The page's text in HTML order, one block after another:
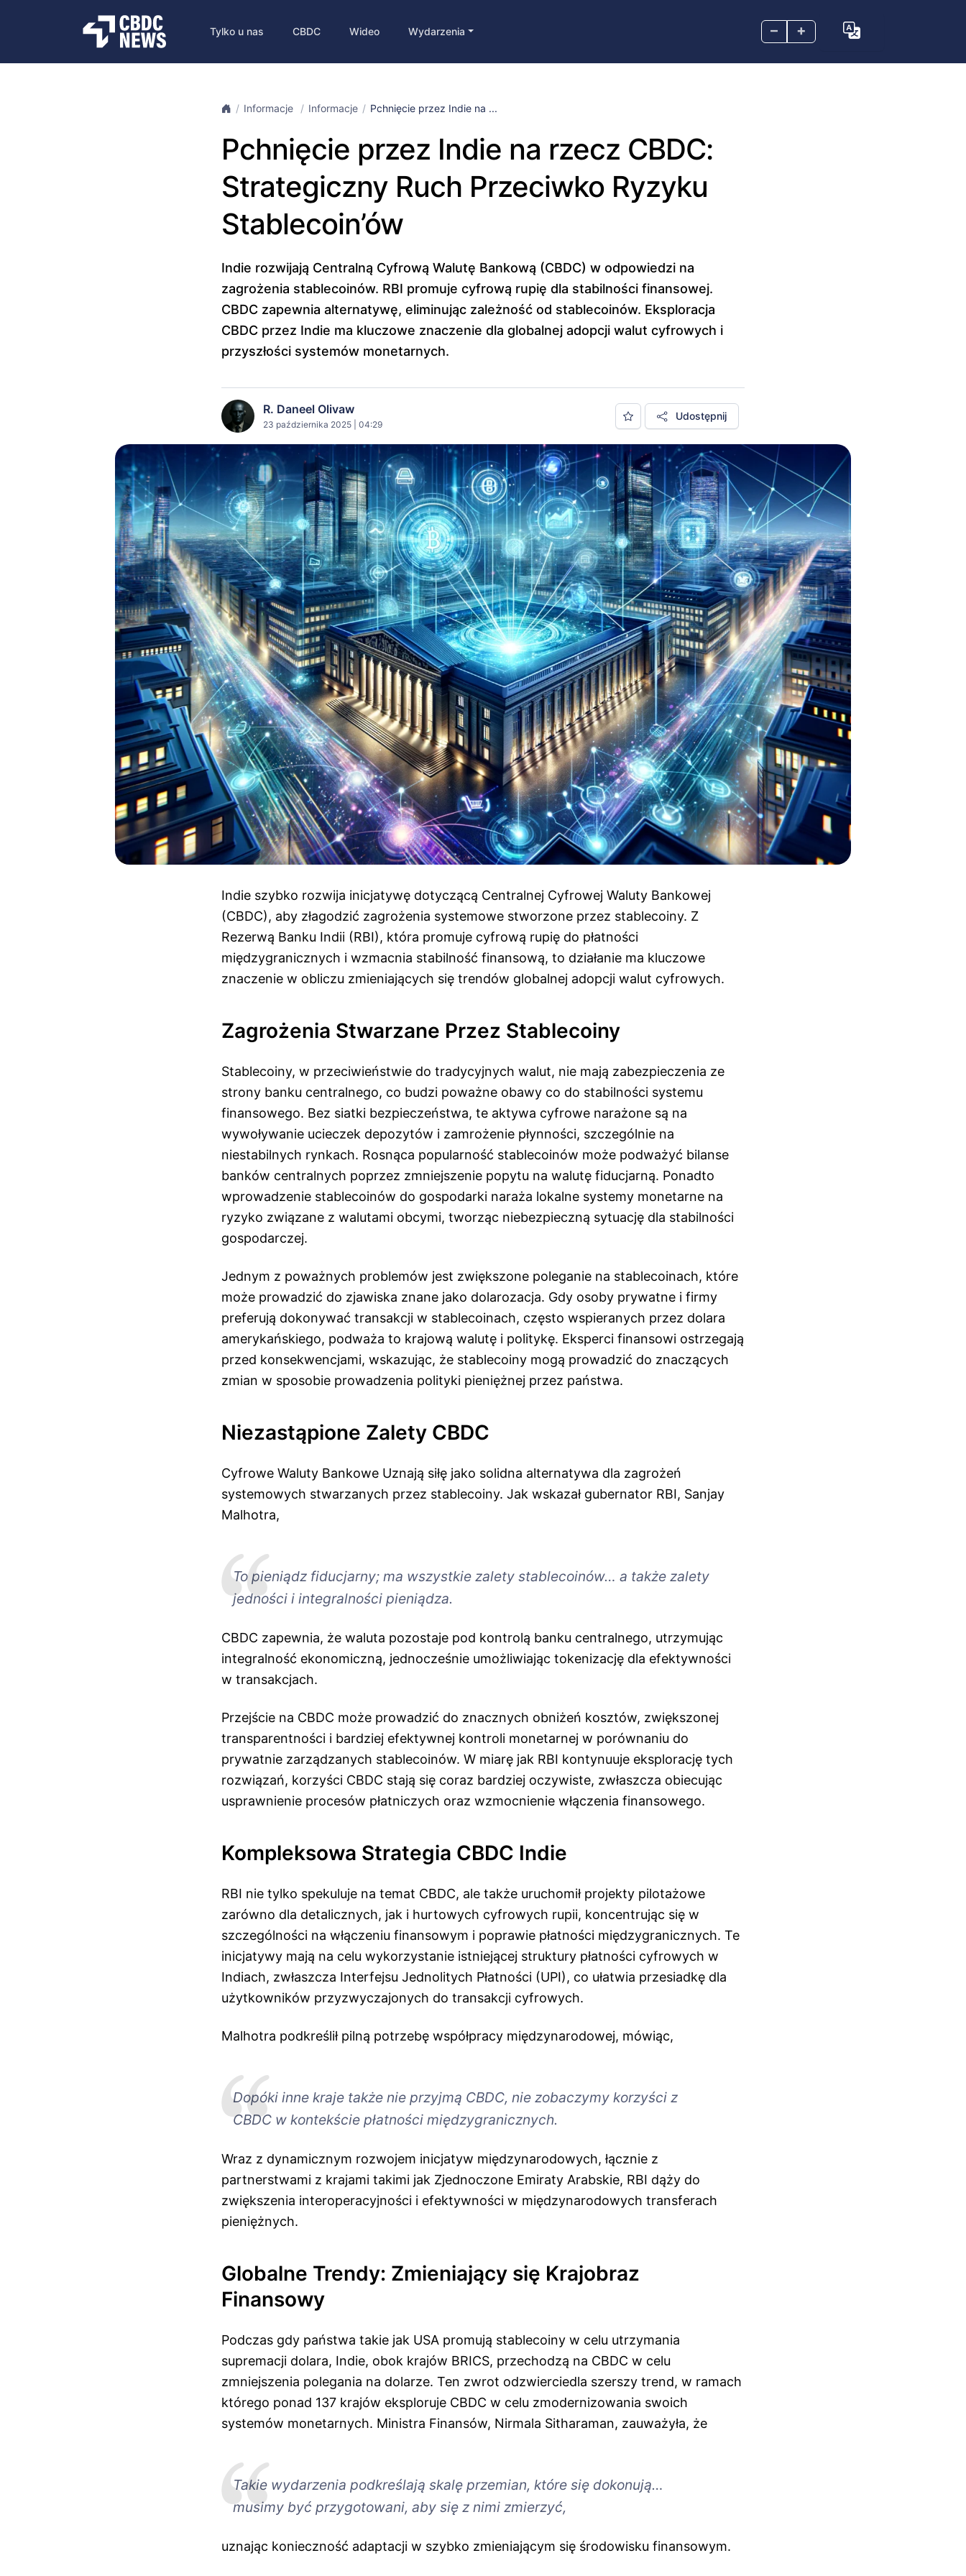
– +
Tylko u nas CBDC Wideo Wydarzenia
Informacje Informacje Pchnięcie przez Indie na ...
Pchnięcie przez Indie na rzecz CBDC:
Strategiczny Ruch Przeciwko Ryzyku
Stablecoin’ów
Indie rozwijają Centralną Cyfrową Walutę Bankową (CBDC) w odpowiedzi na
zagrożenia stablecoinów. RBI promuje cyfrową rupię dla stabilności finansowej.
CBDC zapewnia alternatywę, eliminując zależność od stablecoinów. Eksploracja
CBDC przez Indie ma kluczowe znaczenie dla globalnej adopcji walut cyfrowych i
przyszłości systemów monetarnych.
R. Daneel Olivaw
23 października 2025 | 04:29
Udostępnij
Indie szybko rozwija inicjatywę dotyczącą Centralnej Cyfrowej Waluty Bankowej
(CBDC), aby złagodzić zagrożenia systemowe stworzone przez stablecoiny. Z
Rezerwą Banku Indii (RBI), która promuje cyfrową rupię do płatności
międzygranicznych i wzmacnia stabilność finansową, to działanie ma kluczowe
znaczenie w obliczu zmieniających się trendów globalnej adopcji walut cyfrowych.
Zagrożenia Stwarzane Przez Stablecoiny
Stablecoiny, w przeciwieństwie do tradycyjnych walut, nie mają zabezpieczenia ze
strony banku centralnego, co budzi poważne obawy co do stabilności systemu
finansowego. Bez siatki bezpieczeństwa, te aktywa cyfrowe narażone są na
wywoływanie ucieczek depozytów i zamrożenie płynności, szczególnie na
niestabilnych rynkach. Rosnąca popularność stablecoinów może podważyć bilanse
banków centralnych poprzez zmniejszenie popytu na walutę fiducjarną. Ponadto
wprowadzenie stablecoinów do gospodarki naraża lokalne systemy monetarne na
ryzyko związane z walutami obcymi, tworząc niebezpieczną sytuację dla stabilności
gospodarczej.
Jednym z poważnych problemów jest zwiększone poleganie na stablecoinach, które
może prowadzić do zjawiska znane jako dolarozacja. Gdy osoby prywatne i firmy
preferują dokonywać transakcji w stablecoinach, często wspieranych przez dolara
amerykańskiego, podważa to krajową walutę i politykę. Eksperci finansowi ostrzegają
przed konsekwencjami, wskazując, że stablecoiny mogą prowadzić do znaczących
zmian w sposobie prowadzenia polityki pieniężnej przez państwa.
Niezastąpione Zalety CBDC
Cyfrowe Waluty Bankowe Uznają siłę jako solidna alternatywa dla zagrożeń
systemowych stwarzanych przez stablecoiny. Jak wskazał gubernator RBI, Sanjay
Malhotra,
To pieniądz fiducjarny; ma wszystkie zalety stablecoinów… a także zalety
jedności i integralności pieniądza.
CBDC zapewnia, że waluta pozostaje pod kontrolą banku centralnego, utrzymując
integralność ekonomiczną, jednocześnie umożliwiając tokenizację dla efektywności
w transakcjach.
Przejście na CBDC może prowadzić do znacznych obniżeń kosztów, zwiększonej
transparentności i bardziej efektywnej kontroli monetarnej w porównaniu do
prywatnie zarządzanych stablecoinów. W miarę jak RBI kontynuuje eksplorację tych
rozwiązań, korzyści CBDC stają się coraz bardziej oczywiste, zwłaszcza obiecując
usprawnienie procesów płatniczych oraz wzmocnienie włączenia finansowego.
Kompleksowa Strategia CBDC Indie
RBI nie tylko spekuluje na temat CBDC, ale także uruchomił projekty pilotażowe
zarówno dla detalicznych, jak i hurtowych cyfrowych rupii, koncentrując się w
szczególności na włączeniu finansowym i poprawie płatności międzygranicznych. Te
inicjatywy mają na celu wykorzystanie istniejącej struktury płatności cyfrowych w
Indiach, zwłaszcza Interfejsu Jednolitych Płatności (UPI), co ułatwia przesiadkę dla
użytkowników przyzwyczajonych do transakcji cyfrowych.
Malhotra podkreślił pilną potrzebę współpracy międzynarodowej, mówiąc,
Dopóki inne kraje także nie przyjmą CBDC, nie zobaczymy korzyści z
CBDC w kontekście płatności międzygranicznych.
Wraz z dynamicznym rozwojem inicjatyw międzynarodowych, łącznie z
partnerstwami z krajami takimi jak Zjednoczone Emiraty Arabskie, RBI dąży do
zwiększenia interoperacyjności i efektywności w międzynarodowych transferach
pieniężnych.
Globalne Trendy: Zmieniający się Krajobraz
Finansowy
Podczas gdy państwa takie jak USA promują stablecoiny w celu utrzymania
supremacji dolara, Indie, obok krajów BRICS, przechodzą na CBDC w celu
zmniejszenia polegania na dolarze. Ten zwrot odzwierciedla szerszy trend, w ramach
którego ponad 137 krajów eksploruje CBDC w celu zmodernizowania swoich
systemów monetarnych. Ministra Finansów, Nirmala Sitharaman, zauważyła, że
Takie wydarzenia podkreślają skalę przemian, które się dokonują…
musimy być przygotowani, aby się z nimi zmierzyć,
uznając konieczność adaptacji w szybko zmieniającym się środowisku finansowym.